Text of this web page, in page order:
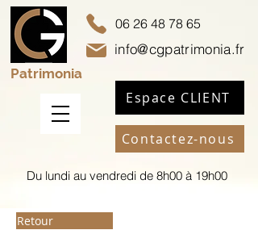
06 26 48 78 65
Espace CLIENT
info@cgpatrimonia.fr
Patrimonia
Contactez-nous
Du lundi au vendredi de 8h00 à 19h00
Retour